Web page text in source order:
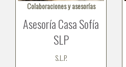
Colaboraciones y asesorías
Asesoría Casa Sofía
SLP
S.L.P.